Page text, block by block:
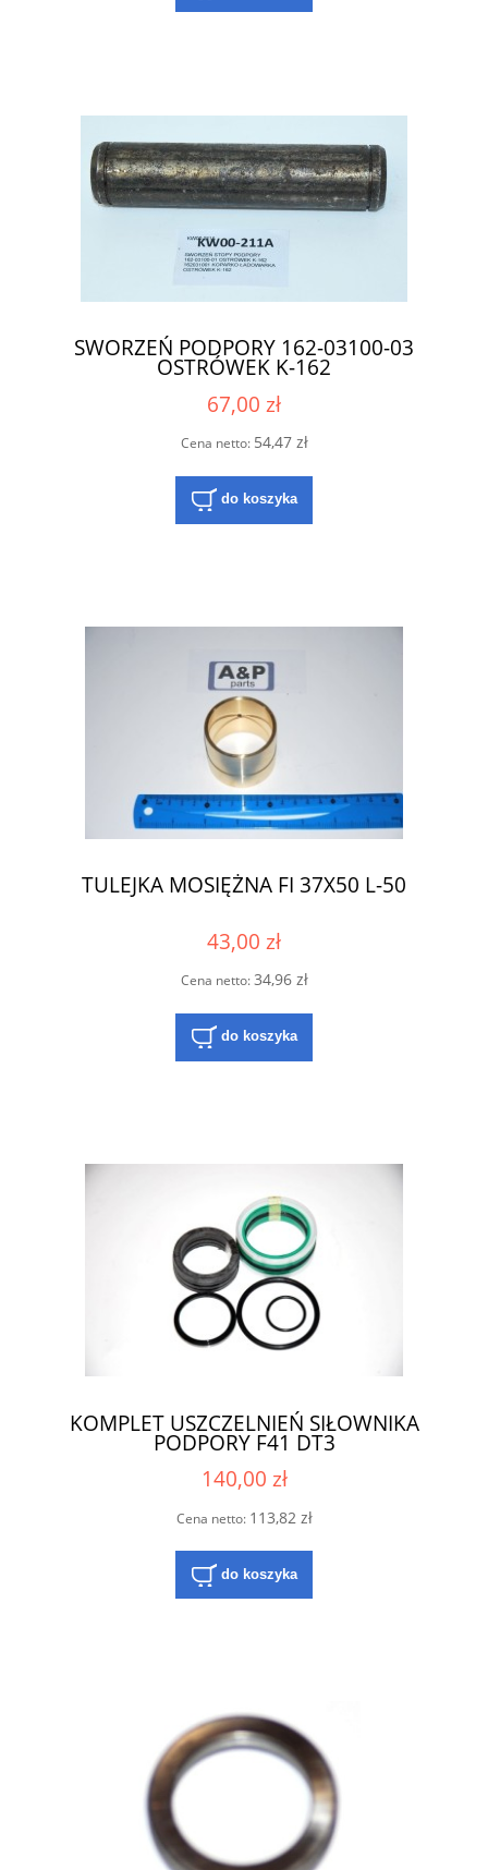
SWORZEŃ PODPORY 162-03100-03
OSTRÓWEK K-162
67,00 zł
Cena netto: 54,47 zł
do koszyka
TULEJKA MOSIĘŻNA FI 37X50 L-50
43,00 zł
Cena netto:34,96 zł
do koszyka
KOMPLET USZCZELNIEŃ SIŁOWNIKA
PODPORY F41 DT3
140,00 zł
Cena netto: 113,82 zł
do koszyka